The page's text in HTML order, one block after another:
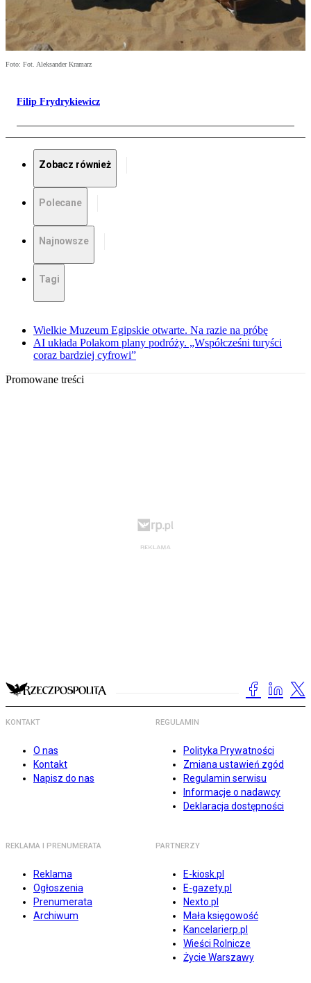
Foto: Fot. Aleksander Kramarz
Filip Frydrykiewicz
Zobacz również
Polecane
Najnowsze
Tagi
Wielkie Muzeum Egipskie otwarte. Na razie na próbę
AI układa Polakom plany podróży. „Współcześni turyści
coraz bardziej cyfrowi”
Promowane treści
KONTAKT
O nas
Kontakt
Napisz do nas
REGULAMIN
Polityka Prywatności
Zmiana ustawień zgód
Regulamin serwisu
Informacje o nadawcy
Deklaracja dostępności
REKLAMA I PRENUMERATA
Reklama
Ogłoszenia
Prenumerata
Archiwum
PARTNERZY
E-kiosk.pl
E-gazety.pl
Nexto.pl
Mała księgowość
Kancelarierp.pl
Wieści Rolnicze
Życie Warszawy